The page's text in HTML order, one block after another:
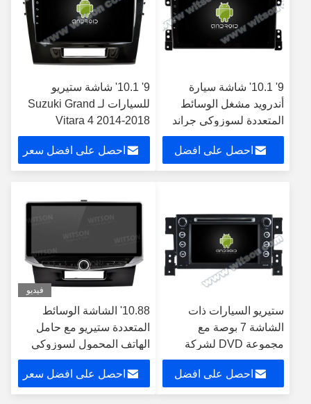
9' 10.1' شاشة سيارة
أندرويد مشغل الوسائط
المتعددة لسوزوكي جراند
فيتارا 3 2005-2015
احصل على افضل
9' 10.1' شاشة ستيريو
للسيارات لـ Suzuki Grand
Vitara 4 2014-2018
احصل على افضل سعر
ستيريو السيارات ذات
الشاشة 7 بوصة مع
مجموعة DVD لشركة
Suzuki Grand Vitara 3
2005-2015احصل على افضل
فيديو
10.88' الشاشة الوسائط
المتعددة ستيريو مع حامل
الهاتف المحمول لسوزوكي
جراند فيتارا 4 2014-2018
GPS Car Play Player
Multimed
احصل على افضل سعر